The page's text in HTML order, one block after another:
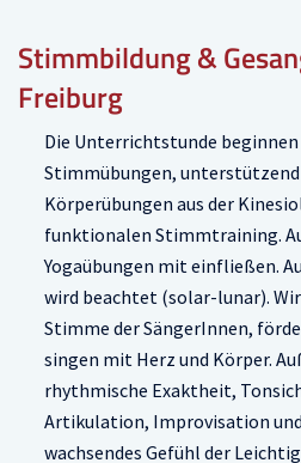
Stimmbildung &
Freiburg
Die Unterrichtstunde
Stimmübungen,
Körperübungen aus der
funktionalen Stimmtraining.
Yogaübungen mit einfließen.
wird beachtet (solar-lunar).
Stimme der SängerInnen,
singen mit Herz und Körper.
rhythmische Exaktheit,
Artikulation, Improvisation
wachsendes Gefühl der